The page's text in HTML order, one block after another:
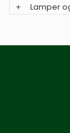
+
Lamper